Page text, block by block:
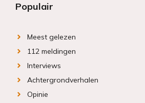
Populair
Meest gelezen
112 meldingen
Interviews
Achtergrondverhalen
Opinie